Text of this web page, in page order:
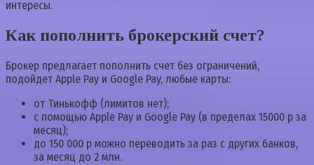
интересы.
Как пополнить брокерский счет?
Брокер предлагает пополнить счет без ограничений,
подойдет Apple Pay и Google Pay, любые карты:
от Тинькофф (лимитов нет);
с помощью Apple Pay и Google Pay (в пределах 15000 р за
месяц);
до 150 000 р можно переводить за раз с других банков,
за месяц до 2 млн.